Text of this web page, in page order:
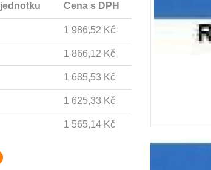
Cena s DPH
1 986,52 Kč
1 866,12 Kč
1 685,53 Kč
1 625,33 Kč
1 565,14 Kč